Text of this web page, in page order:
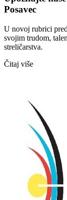
Posavec
U novoj rubrici
svojim trudom,
streličarstva.
Čitaj više